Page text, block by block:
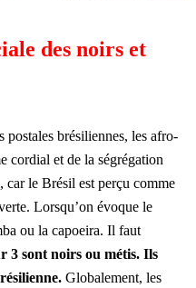
des noirs et
postales brésiliennes, les afro-
cordial et de la ségrégation
le Brésil est perçu comme
Lorsqu’on évoque le
ou la capoeira. Il faut
3 sont noirs ou métis. Ils
Globalement, les